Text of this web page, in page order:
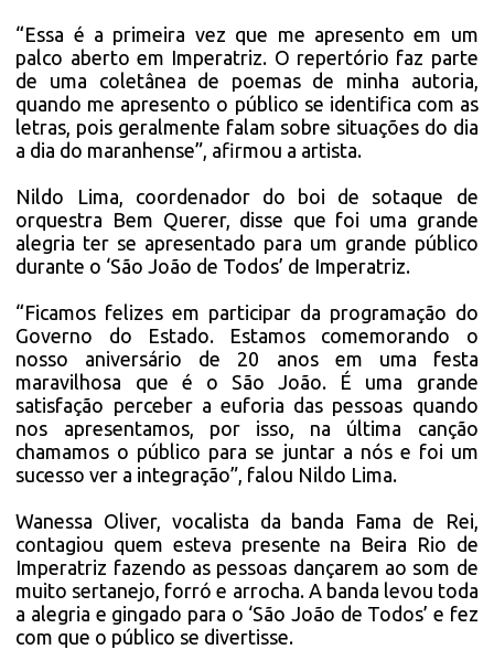
“Essa é a primeira vez que me apresento em um
palco aberto em Imperatriz. O repertório faz parte
de uma coletânea de poemas de minha autoria,
quando me apresento o público se identifica com as
letras, pois geralmente falam sobre situações do dia
a dia do maranhense”, afirmou a artista.
Nildo Lima, coordenador do boi de sotaque de
orquestra Bem Querer, disse que foi uma grande
alegria ter se apresentado para um grande público
durante o ‘São João de Todos’ de Imperatriz.
“Ficamos felizes em participar da programação do
Governo do Estado. Estamos comemorando o
nosso aniversário de 20 anos em uma festa
maravilhosa que é o São João. É uma grande
satisfação perceber a euforia das pessoas quando
nos apresentamos, por isso, na última canção
chamamos o público para se juntar a nós e foi um
sucesso ver a integração”, falou Nildo Lima.
Wanessa Oliver, vocalista da banda Fama de Rei,
contagiou quem esteva presente na Beira Rio de
Imperatriz fazendo as pessoas dançarem ao som de
muito sertanejo, forró e arrocha. A banda levou toda
a alegria e gingado para o ‘São João de Todos’ e fez
com que o público se divertisse.